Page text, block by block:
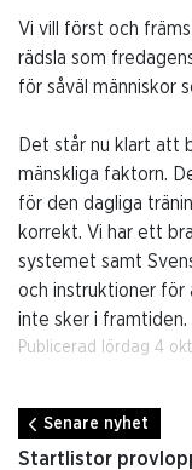
Vi vill först och
rädsla som
för såväl människor
Det står nu klart att
mänskliga faktorn.
för den dagliga
korrekt. Vi har ett
systemet samt
och instruktioner för
inte sker i framtiden.
Publicerad lördag 4
Senare nyhet
Startlistor